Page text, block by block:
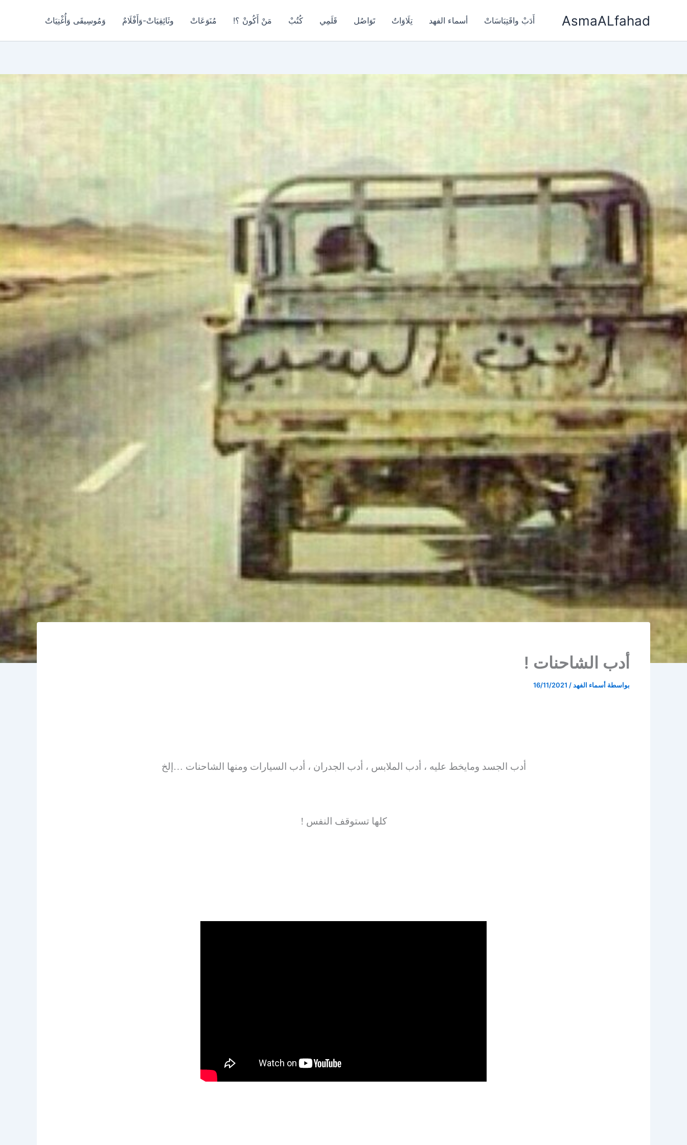
AsmaALfahad أَدَبْ واقَتِبَاسَاتْ أسماء الفهد تِلَاوَاتٌ تَوَاصُل قَلَمِي كُتُبْ مَنْ أَكُونْ ؟! مُنَوَعَاتْ وثَائِقِيَاتْ-وَأَفْلَامٌ وَمُوسِيقَى وَأُغْنِيَاتٌ
أدب الشاحنات !
بواسطة أسماء الفهد/
16/11/2021
أدب الجسد ومايخط عليه ، أدب الملابس ، أدب الجدران ، أدب السيارات ومنها الشاحنات …إلخ
كلها تستوقف النفس !